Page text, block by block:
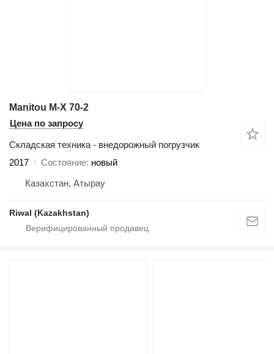
Manitou M-X 70-2
Цена по запросу
Складская техника - внедорожный погрузчик
2017
Состояние новый
Казахстан, Атырау
Riwal (Kazakhstan)